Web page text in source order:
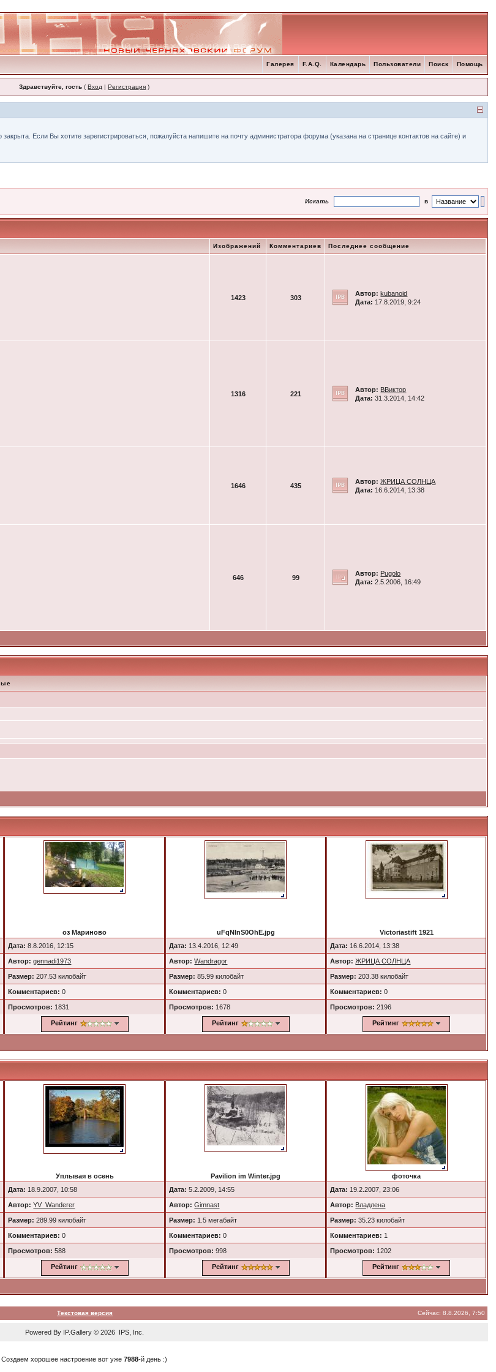
Помощь
Поиск
Пользователи
Календарь
F.A.Q.
Галерея
Здравствуйте, гость (Вход |Регистрация )
Если Вы хотите зарегистрироваться, пожалуйста напишите на почту администратора форума (указана на странице контактов на сайте) и
Искать в
Изображений Комментариев Последнее сообщение
1423 303
Автор: kubanoid
Дата: 17.8.2019, 9:24
1316 221
Автор: ВВиктор
Дата: 31.3.2014, 14:42
1646 435
Автор: ЖРИЦА СОЛНЦА
Дата: 16.6.2014, 13:38
646 99
Автор: Pugolo
Дата: 2.5.2006, 16:49
оз Мариново
Дата: 8.8.2016, 12:15
Автор: gennadi1973
Размер: 207.53 килобайт
Комментариев: 0
Просмотров: 1831
Рейтинг
uFqNlnS0OhE.jpg
Дата: 13.4.2016, 12:49
Автор: Wandragor
Размер: 85.99 килобайт
Комментариев: 0
Просмотров: 1678
Рейтинг
Victoriastift 1921
Дата: 16.6.2014, 13:38
Автор: ЖРИЦА СОЛНЦА
Размер: 203.38 килобайт
Комментариев: 0
Просмотров:2196
Рейтинг
Уплывая в осень
Дата: 18.9.2007, 10:58
Автор: YV_Wanderer
Размер: 289.99 килобайт
Комментариев: 0
Просмотров:588
Рейтинг
Pavilion im Winter.jpg
Дата: 5.2.2009, 14:55
Автор: Gimnast
Размер: 1.5 мегабайт
Комментариев: 0
Просмотров:998
Рейтинг
фоточка
Дата: 19.2.2007, 23:06
Автор: Владлена
Размер: 35.23 килобайт
Комментариев: 1
Просмотров: 1202
Рейтинг
Текстовая версия Сейчас: 8.8.2026, 7:50
Powered By IP.Gallery© 2026 IPS, Inc.
Создаем хорошее настроение вот уже7988-й день :)